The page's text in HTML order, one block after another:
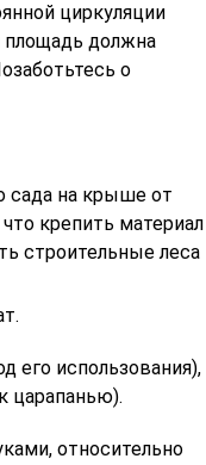
циркуляции
площадь должна
о
сада на крыше от
крепить материал
строительные леса
его использования),
царапанью).
относительно